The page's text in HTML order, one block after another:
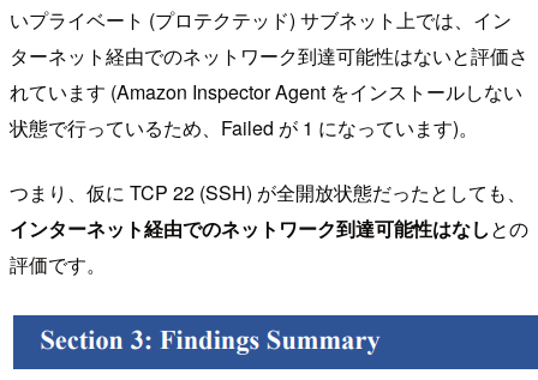
いプライベート (プロテクテッド) サブネット上では、イン
ターネット経由でのネットワーク到達可能性はないと評価さ
れています (Amazon Inspector Agent をインストールしない
状態で行っているため、Failed が 1 になっています)。
つまり、仮に TCP 22 (SSH) が全開放状態だったとしても、
インターネット経由でのネットワーク到達可能性はなしとの
評価です。